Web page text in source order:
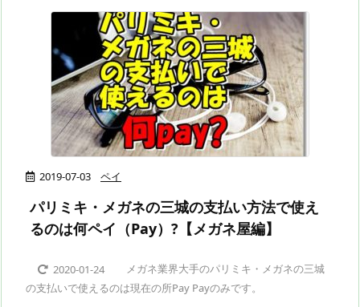
2019-07-03 ペイ
パリミキ・メガネの三城の支払い方法で使え
るのは何ペイ（Pay）?【メガネ屋編】
2020-01-24
メガネ業界大手のパリミキ・メガネの三城
の支払いで使えるのは現在の所Pay Payのみです。